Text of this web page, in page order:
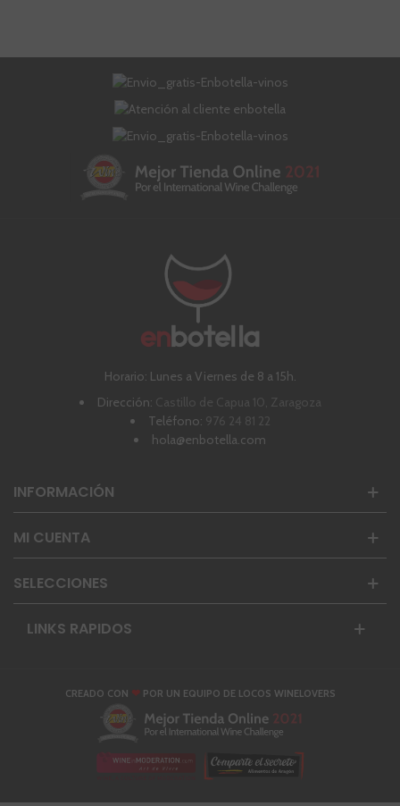
Horario: Lunes a Viernes de 8 a 15h.
Dirección: Castillo de Capua 10, Zaragoza
Teléfono: 976 24 81 22
hola@enbotella.com
INFORMACIÓN
MI CUENTA
SELECCIONES
LINKS RAPIDOS
CREADO CON ❤POR UN EQUIPO DE LOCOS WINELOVERS